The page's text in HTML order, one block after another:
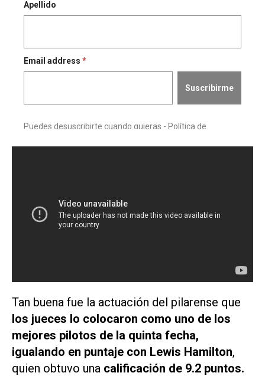
Tan buena fue la actuación del pilarense que
los jueces lo colocaron como uno de los
mejores pilotos de la quinta fecha,
igualando en puntaje con Lewis Hamilton,
quien obtuvo una calificación de 9.2 puntos.